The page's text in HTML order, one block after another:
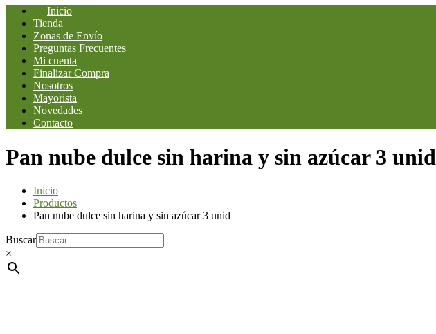
Inicio
Tienda
Zonas de Envío
Preguntas Frecuentes
Mi cuenta
Finalizar Compra
Nosotros
Mayorista
Novedades
Contacto
Pan nube dulce sin harina y sin azúcar 3 unid
Inicio
Productos
Pan nube dulce sin harina y sin azúcar 3 unid
Buscar
×